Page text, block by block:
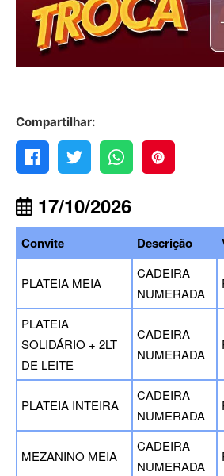
Compartilhar:
17/10/2026
Convite Descrição
PLATEIA MEIA
CADEIRA
NUMERADA
PLATEIA
SOLIDÁRIO + 2LT
DE LEITE
CADEIRA
NUMERADA
PLATEIA INTEIRA
CADEIRA
NUMERADA
MEZANINO MEIA
CADEIRA
NUMERADA